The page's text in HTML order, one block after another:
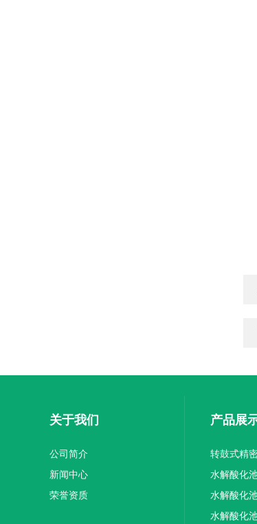
关于我们
公司简介
新闻中心
荣誉资质
产品展
转鼓式精
水解酸化
机厂家供
水解酸化
机厂家直
水解酸化